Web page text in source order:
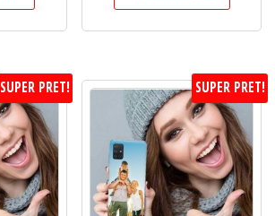
SUPER PRET! SUPER PRET!